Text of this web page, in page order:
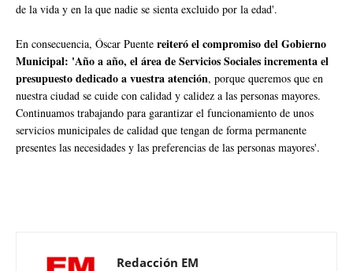
de la vida y en la que nadie se sienta excluido por la edad'.
En consecuencia, Óscar Puente reiteró el compromiso del Gobierno
Municipal: 'Año a año, el área de Servicios Sociales incrementa el
presupuesto dedicado a vuestra atención, porque queremos que en
nuestra ciudad se cuide con calidad y calidez a las personas mayores.
Continuamos trabajando para garantizar el funcionamiento de unos
servicios municipales de calidad que tengan de forma permanente
presentes las necesidades y las preferencias de las personas mayores'.
Redacción EM